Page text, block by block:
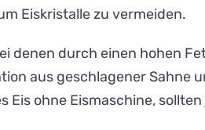
Eiskristalle zu vermeiden.
denen durch einen hohen
aus geschlagener
Eis ohne Eismaschine,